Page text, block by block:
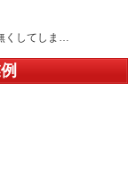
くしてしま…